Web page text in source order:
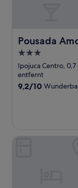
Pousada
Pousada Amoré
3.0-
Sterne-
Unterkunft
Ipojuca Centro,
entfernt
9.2
9,2/10